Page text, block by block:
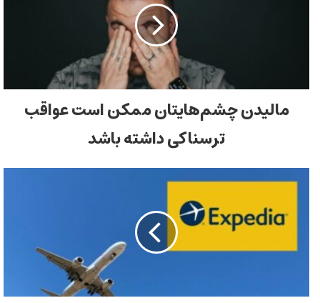
مالیدن چشم‌هایتان ممکن است عواقب
ترسناکی داشته باشد